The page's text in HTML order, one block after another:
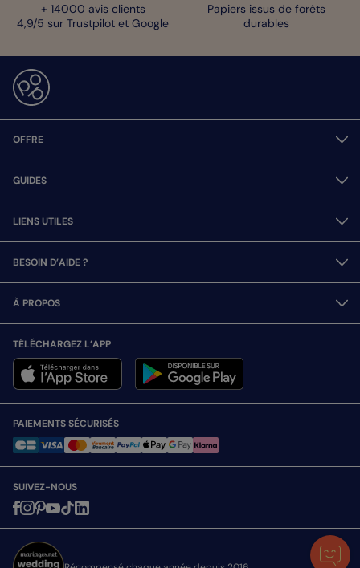
+ 14000 avis clients
4,9/5 sur Trustpilot et Google
Papiers issus de forêts
durables
OFFRE
GUIDES
LIENS UTILES
BESOIN D’AIDE ?
À PROPOS
TÉLÉCHARGEZ L’APP
PAIEMENTS SÉCURISÉS
SUIVEZ-NOUS